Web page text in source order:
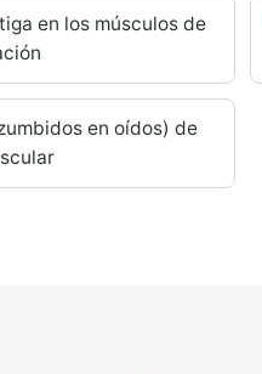
en los músculos de
en oídos) de